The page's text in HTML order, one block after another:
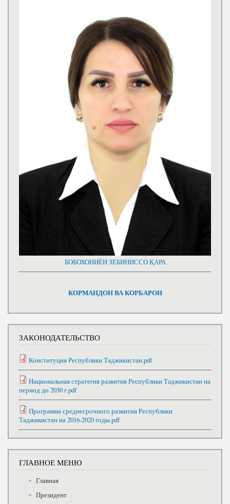
БОБОХОНИЁН ЗЕБИНИССО ҚАРА
КОРМАНДОН ВА КОРБАРОН
ЗАКОНОДАТЕЛЬСТВО
Конституция Республики Таджикистан.pdf
Национальная стратегия развития Республики Таджикистан на
период до 2030 г.pdf
Программа среднесрочного развития Республики
Таджикистан на 2016-2020 годы.pdf
ГЛАВНОЕ МЕНЮ
Главная
Президент